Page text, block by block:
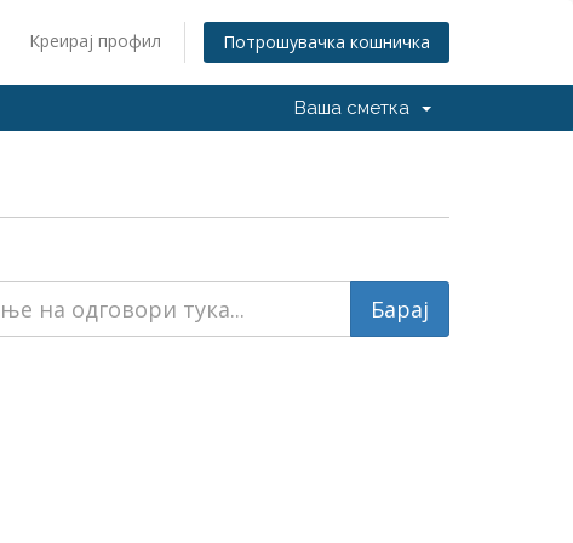
Креирај профил Потрошувачка кошничка
Ваша сметка